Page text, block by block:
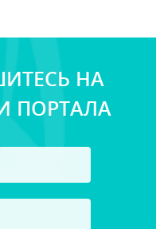
НА
ПОРТАЛА